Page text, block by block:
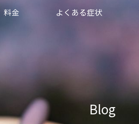
料金 よくある症状
Blog